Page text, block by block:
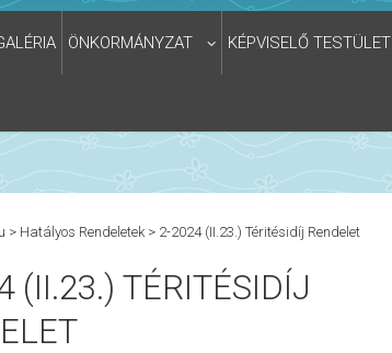
ÖNKORMÁNYZAT KÉPVISELŐ TESTÜLET
> Hatályos Rendeletek> 2-2024 (II.23.) Téritésidíj Rendelet
(II.23.) TÉRITÉSIDÍJ